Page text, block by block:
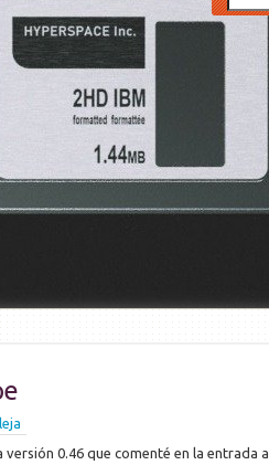
versión 0.46 que comenté en la entrada